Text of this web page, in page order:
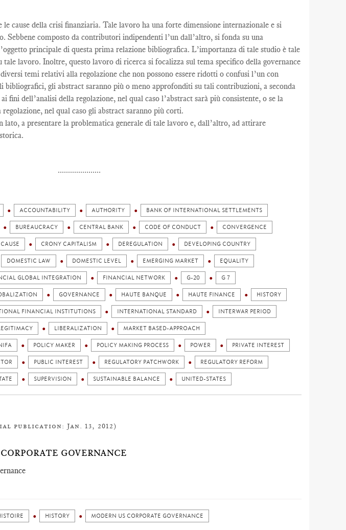
cause della crisi finanziaria. Tale lavoro ha una forte dimensione internazionale e si
Sebbene composto da contributori indipendenti l’un dall’altro, si fonda su una
principale di questa prima relazione bibliografica. L’importanza di tale studio è tale
lavoro. Inoltre, questo lavoro di ricerca si focalizza sul tema specifico della governance
temi relativi alla regolazione che non possono essere ridotti o confusi l’un con
gli abstract saranno più o meno approfonditi su tali contribuzioni, a seconda
fini dell’analisi della regolazione, nel qual caso l’abstract sarà più consistente, o se la
nel qual caso gli abstract saranno più corti.
a presentare la problematica generale di tale lavoro e, dall’altro, ad attirare
.....................
ACCOUNTABILITY AUTHORITY BANK OF INTERNATIONAL SETTLEMENTS
BUREAUCRACY CENTRAL BANK CODE OF CONDUCT CONVERGENCE
CRONY CAPITALISM DEREGULATION DEVELOPING COUNTRY
DOMESTIC LAW DOMESTIC LEVEL EMERGING MARKET EQUALITY
GLOBAL INTEGRATION FINANCIAL NETWORK G-20 G 7
GOVERNANCE HAUTE BANQUE HAUTE FINANCE HISTORY
FINANCIAL INSTITUTIONS INTERNATIONAL STANDARD INTERWAR PERIOD
LIBERALIZATION MARKET BASED-APPROACH
POLICY MAKER POLICY MAKING PROCESS POWER PRIVATE INTEREST
PUBLIC INTEREST REGULATORY PATCHWORK REGULATORY REFORM
SUPERVISION SUSTAINABLE BALANCE UNITED-STATES
publication: Jan. 13, 2012)
GOVERNANCE
HISTORY MODERN US CORPORATE GOVERNANCE